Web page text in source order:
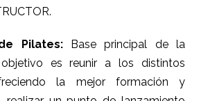
Pilates:Base principal de la
es reunir a los distintos
la mejor formación y